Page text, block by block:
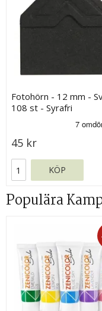
Fotohörn - 12 mm -
108 st - Syrafri
45 kr
KÖP
Populära